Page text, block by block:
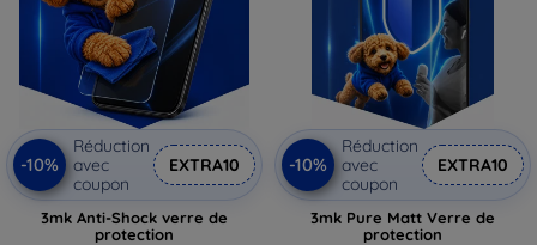
-10%
Réduction
avec
coupon
EXTRA10
3mk Anti-Shock verre de
protection
-10%
Réduction
avec
coupon
EXTRA10
3mk Pure Matt Verre de
protection